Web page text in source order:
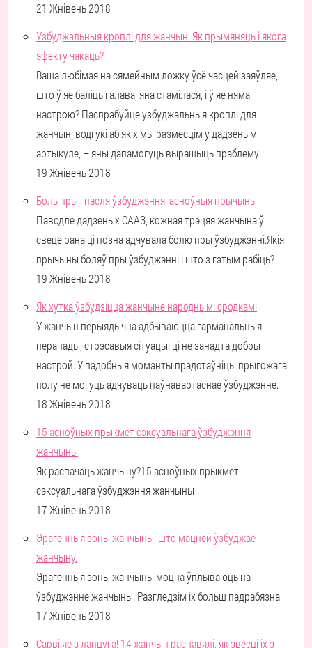
21 Жнівень 2018
Узбуджальныя кроплі для жанчын. Як прымяняць і якога
эфекту чакаць?
Ваша любімая на сямейным ложку ўсё часцей заяўляе,
што ў яе баліць галава, яна стамілася, і ў яе няма
настрою? Паспрабуйце узбуджальныя кроплі для
жанчын, водгукі аб якіх мы размесцім у дадзеным
артыкуле, – яны дапамогуць вырашыць праблему
19 Жнівень 2018
Боль пры і пасля ўзбуджэння: асноўныя прычыны
Паводле дадзеных СААЗ, кожная трэцяя жанчына ў
свеце рана ці позна адчувала болю пры ўзбуджэнні.Якія
прычыны боляў пры ўзбуджэнні і што з гэтым рабіць?
19 Жнівень 2018
Як хутка ўзбудзіцца жанчыне народнымі сродкамі
У жанчын перыядычна адбываюцца гарманальныя
перапады, стрэсавыя сітуацыі ці не занадта добры
настрой. У падобныя моманты прадстаўніцы прыгожага
полу не могуць адчуваць паўнавартаснае ўзбуджэнне.
18 Жнівень 2018
15 асноўных прыкмет сэксуальнага ўзбуджэння
жанчыны
Як распачаць жанчыну?15 асноўных прыкмет
сэксуальнага ўзбуджэння жанчыны
17 Жнівень 2018
Эрагенныя зоны жанчыны, што мацней ўзбуджае
жанчыну.
Эрагенныя зоны жанчыны моцна ўплываюць на
ўзбуджэнне жанчыны. Разгледзім іх больш падрабязна
17 Жнівень 2018
Сарві яе з ланцуга! 14 жанчын распавялі, як звесці іх з